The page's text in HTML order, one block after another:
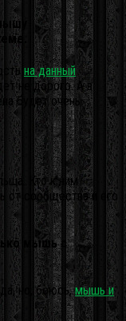
на данный
не дорого. А в
будет очень
Кто к ним
от сообщества и его
мышь с
но, боюсь,мышь и